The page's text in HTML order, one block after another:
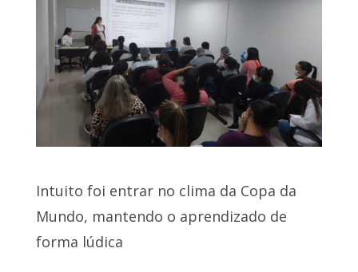
Intuito foi entrar no clima da Copa da
Mundo, mantendo o aprendizado de
forma lúdica